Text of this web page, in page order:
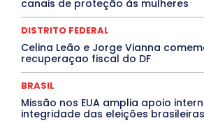
DISTRITO FEDERAL
EMPREGO E OPORTUNIDADES
Espírito Santo
EXPOSIÇÃO
Febre Oropouche
Mato Grosso do Sul
MEIO
MOBILIDADE
MPOX
canais de proteção às mulheres
DISTRITO FEDERAL
Celina Leão e Jorge Vianna
recuperaçao fiscal do DF
BRASIL
Missão nos EUA amplia apoio
integridade das eleições brasileiras